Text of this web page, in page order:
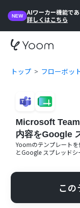
NEW
AIワーカー機能で
詳しくはこちら
トップ フローボッ
Microsoft
内容をGoogle
Yoomのテンプレート
とGoogle スプレッドシ
こ